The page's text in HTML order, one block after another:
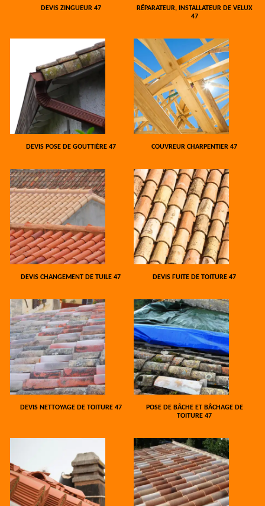
DEVIS ZINGUEUR 47
RÉPARATEUR, INSTALLATEUR DE VELUX
47
DEVIS POSE DE GOUTTIÈRE 47 COUVREUR CHARPENTIER 47
DEVIS CHANGEMENT DE TUILE 47 DEVIS FUITE DE TOITURE 47
DEVIS NETTOYAGE DE TOITURE 47
POSE DE BÂCHE ET BÂCHAGE DE
TOITURE 47